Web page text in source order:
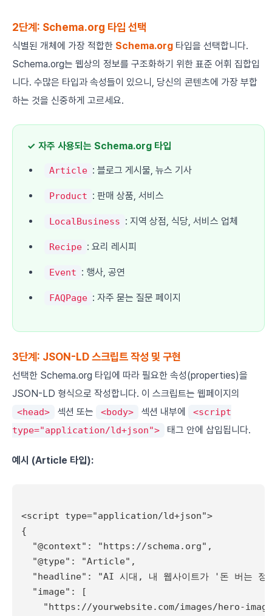
2단계: Schema.org 타입 선택
식별된 개체에 가장 적합한 Schema.org 타입을 선택합니다.
Schema.org는 웹상의 정보를 구조화하기 위한 표준 어휘 집합입
니다. 수많은 타입과 속성들이 있으니, 당신의 콘텐츠에 가장 부합
하는 것을 신중하게 고르세요.
✓ 자주 사용되는 Schema.org 타입
Article : 블로그 게시물, 뉴스 기사
Product : 판매 상품, 서비스
LocalBusiness : 지역 상점, 식당, 서비스 업체
Recipe : 요리 레시피
Event : 행사, 공연
FAQPage : 자주 묻는 질문 페이지
3단계: JSON-LD 스크립트 작성 및 구현
선택한 Schema.org 타입에 따라 필요한 속성(properties)을
JSON-LD 형식으로 작성합니다. 이 스크립트는 웹페이지의
<head> 섹션 또는 <body> 섹션 내부에
<script
type="application/ld+json">
태그 안에 삽입됩니다.
예시 (Article 타입):
<script type="application/ld+json">
{
  "@context": "https://schema.org",
  "@type": "Article",
"headline": "AI 시대, 내 웹사이트가 '돈 버는 정
  "image": [
"https://yourwebsite.com/images/hero-